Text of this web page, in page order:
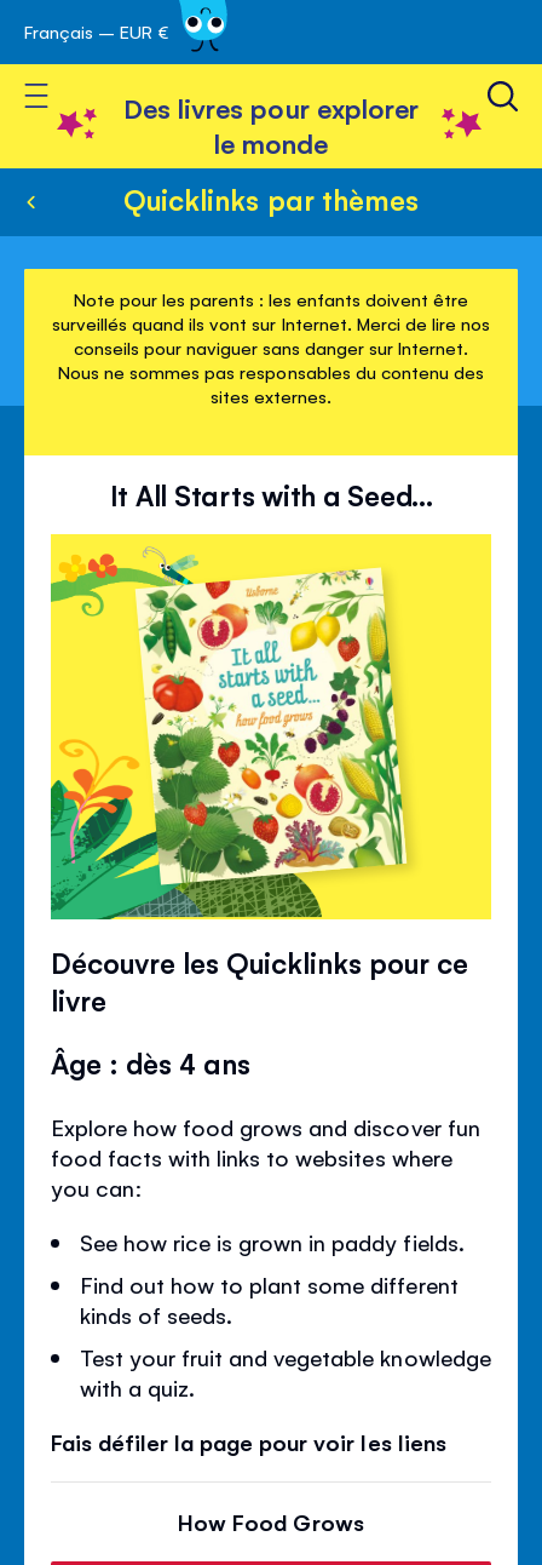
Skip
to
Content
Français – EUR €
Toggle Nav
Des livres pour explorer
le monde
Quicklinks par thèmes
Note pour les parents : les enfants doivent être
surveillés quand ils vont sur Internet. Merci de lire nos
conseils pour naviguer sans danger sur Internet.
Nous ne sommes pas responsables du contenu des
sites externes.
It All Starts with a Seed...
Découvre les Quicklinks pour ce
livre
Âge : dès 4 ans
Explore how food grows and discover fun
food facts with links to websites where
you can:
See how rice is grown in paddy fields.
Find out how to plant some different
kinds of seeds.
Test your fruit and vegetable knowledge
with a quiz.
Fais défiler la page pour voir les liens
How Food Grows